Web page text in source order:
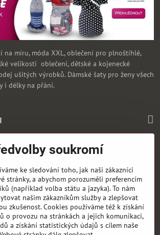
na míru, móda XXL, oblečení pro plnoštíhlé,
velikosti oblečení, dětské a kojenecké
ušitých výrobků. Dámské šaty pro ženy všech
i délky na přání.
soukromí
ke sledování toho, jak naši zákazníci
stránky, a abychom porozuměli preferencím
(například volba státu a jazyka). To nám
našim zákazníkům služby a zlepšovat
zkušenost. Cookies používáme též k získání
o provozu na stránkách a jejich komunikaci,
a získání statistických údajů s cílem naše